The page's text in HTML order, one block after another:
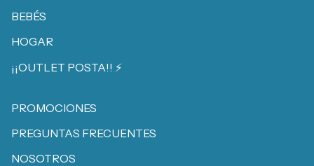
BEBÉS
HOGAR
¡¡OUTLET POSTA!! ⚡️
PROMOCIONES
PREGUNTAS FRECUENTES
NOSOTROS